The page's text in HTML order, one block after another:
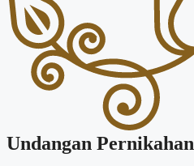
Undangan Pernikahan